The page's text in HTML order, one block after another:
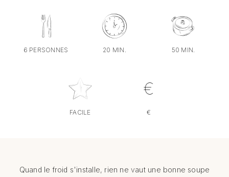
6 PERSONNES 20 MIN. 50 MIN.
FACILE €
Quand le froid s'installe, rien ne vaut une bonne soupe